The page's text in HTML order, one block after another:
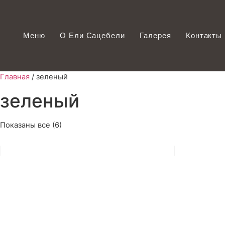
Меню О Ели Сацебели Галерея Контакты
Главная / зеленый
зеленый
Показаны все (6)